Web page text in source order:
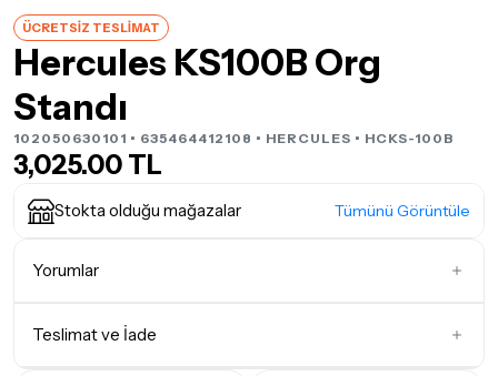
ÜCRETSİZ TESLİMAT
Hercules KS100B Org
Standı
102050630101 • 635464412108 • HERCULES • HCKS-100B
3,025.00 TL
Stokta olduğu mağazalar Tümünü Görüntüle
Yorumlar
Teslimat ve İade